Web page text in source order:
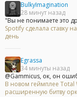
BulkyImagination
28 минут назад
"Вы не понимаете это
Spotify сделала ставку
день
Egrassa
34 минуты назад
@Gammicus, ок, он
В новом геймплее Total
расширенную битву